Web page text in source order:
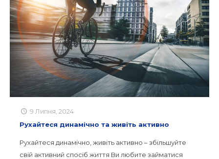
9 Липня, 2024
Рухайтеся динамічно та живіть активно
Рухайтеся динамічно, живіть активно – збільшуйте
свій активний спосіб життя Ви любите займатися